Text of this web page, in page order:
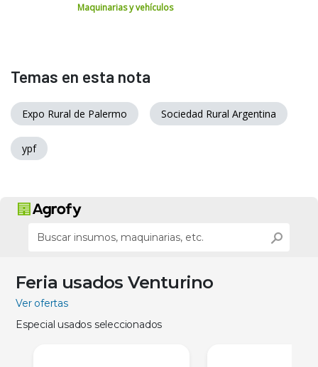
Maquinarias y vehículos
Temas en esta nota
Expo Rural de Palermo Sociedad Rural Argentina
ypf
Feria usados Venturino
Ver ofertas
Especial usados seleccionados